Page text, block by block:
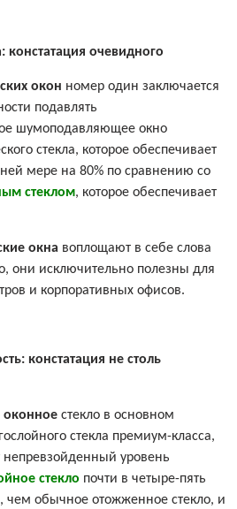
очевидного
окон номер один заключается
подавлять
шумоподавляющее окно
стекла, которое обеспечивает
мере на 80% по сравнению со
стеклом, которое обеспечивает
окна воплощают в себе слова
они исключительно полезны для
и корпоративных офисов.
констатация не столь
оконное стекло в основном
стекла премиум-класса,
непревзойденный уровень
стекло почти в четыре-пять
чем обычное отожженное стекло, и